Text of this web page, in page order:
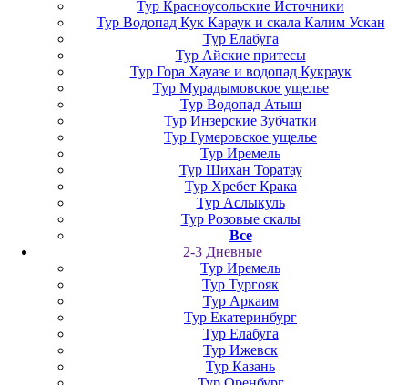
Тур Красноусольские Источники
Тур Водопад Кук Караук и скала Калим Ускан
Тур Елабуга
Тур Айские притесы
Тур Гора Хауазе и водопад Кукраук
Тур Мурадымовское ущелье
Тур Водопад Атыш
Тур Инзерские Зубчатки
Тур Гумеровское ущелье
Тур Иремель
Тур Шихан Торатау
Тур Хребет Крака
Тур Аслыкуль
Тур Розовые скалы
Все
2-3 Дневные
Тур Иремель
Тур Тургояк
Тур Аркаим
Тур Екатеринбург
Тур Елабуга
Тур Ижевск
Тур Казань